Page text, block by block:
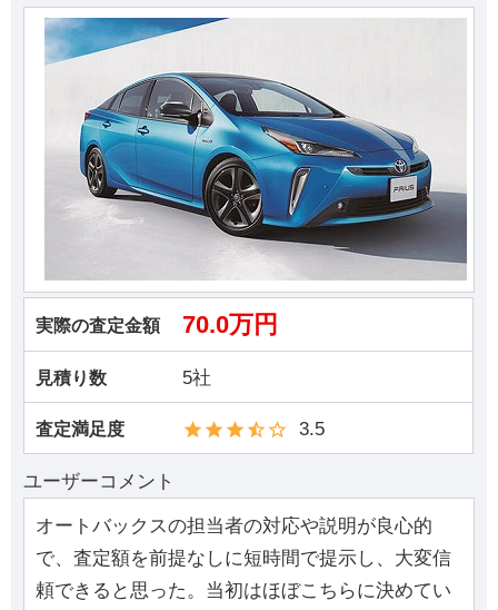
実際の査定金額 70.0万円
見積り数 5社
査定満足度 3.5
ユーザーコメント
オートバックスの担当者の対応や説明が良心的
で、査定額を前提なしに短時間で提示し、大変信
頼できると思った。当初はほぼこちらに決めてい